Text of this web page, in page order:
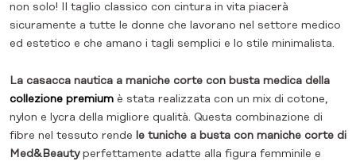
non solo! Il taglio classico con cintura in vita piacerà
sicuramente a tutte le donne che lavorano nel settore medico
ed estetico e che amano i tagli semplici e lo stile minimalista.
La casacca nautica a maniche corte con busta medica della
collezione premium è stata realizzata con un mix di cotone,
nylon e lycra della migliore qualità. Questa combinazione di
fibre nel tessuto rende le tuniche a busta con maniche corte di
Med&Beautyperfettamente adatte alla figura femminile e